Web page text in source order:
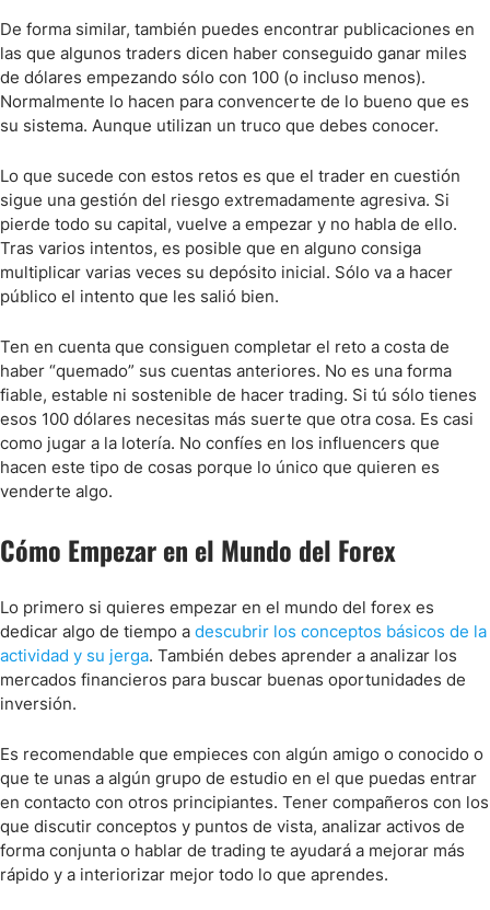
De forma similar, también puedes encontrar publicaciones en
las que algunos traders dicen haber conseguido ganar miles
de dólares empezando sólo con 100 (o incluso menos).
Normalmente lo hacen para convencerte de lo bueno que es
su sistema. Aunque utilizan un truco que debes conocer.
Lo que sucede con estos retos es que el trader en cuestión
sigue una gestión del riesgo extremadamente agresiva. Si
pierde todo su capital, vuelve a empezar y no habla de ello.
Tras varios intentos, es posible que en alguno consiga
multiplicar varias veces su depósito inicial. Sólo va a hacer
público el intento que les salió bien.
Ten en cuenta que consiguen completar el reto a costa de
haber “quemado” sus cuentas anteriores. No es una forma
fiable, estable ni sostenible de hacer trading. Si tú sólo tienes
esos 100 dólares necesitas más suerte que otra cosa. Es casi
como jugar a la lotería. No confíes en los influencers que
hacen este tipo de cosas porque lo único que quieren es
venderte algo.
Cómo Empezar en el Mundo del Forex
Lo primero si quieres empezar en el mundo del forex es
dedicar algo de tiempo a descubrir los conceptos básicos de la
actividad y su jerga. También debes aprender a analizar los
mercados financieros para buscar buenas oportunidades de
inversión.
Es recomendable que empieces con algún amigo o conocido o
que te unas a algún grupo de estudio en el que puedas entrar
en contacto con otros principiantes. Tener compañeros con los
que discutir conceptos y puntos de vista, analizar activos de
forma conjunta o hablar de trading te ayudará a mejorar más
rápido y a interiorizar mejor todo lo que aprendes.